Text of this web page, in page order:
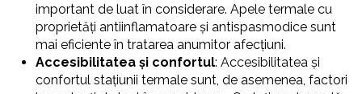
important de luat în considerare. Apele termale cu
proprietăți antiinflamatoare și antispasmodice sunt
mai eficiente în tratarea anumitor afecțiuni.
Accesibilitatea și confortul: Accesibilitatea și
confortul stațiunii termale sunt, de asemenea, factori